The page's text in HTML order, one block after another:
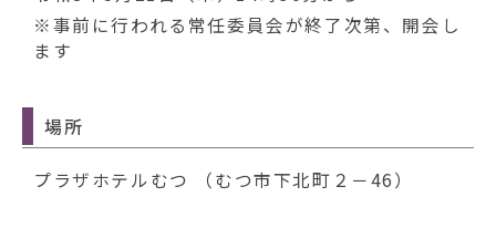
※事前に行われる常任委員会が終了次第、開会し
ます
場所
プラザホテルむつ （むつ市下北町２－46）